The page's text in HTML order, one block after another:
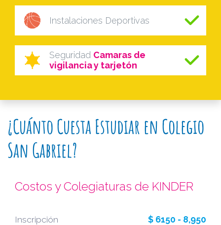
Instalaciones Deportivas
Seguridad Camaras de
vigilancia y tarjetón
¿Cuánto Cuesta Estudiar en Colegio
San Gabriel?
Costos y Colegiaturas de KINDER
Inscripción $ 6150 - 8,950